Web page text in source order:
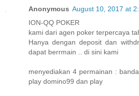
Anonymous August 10, 2017 at
ION-QQ POKER
kami dari agen poker terpercaya
Hanya dengan deposit dan
dapat berrmain .. di sini kami
menyediakan 4 permainan :
play domino99 dan play